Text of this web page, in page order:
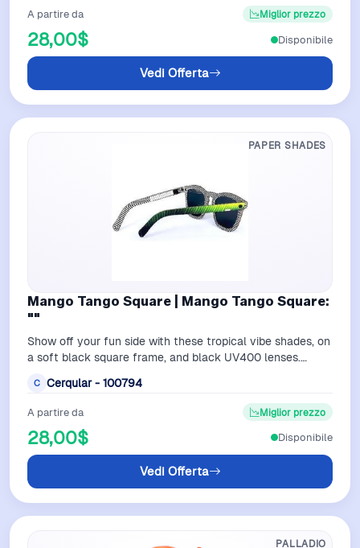
A partire da
28,00$
Miglior prezzo
Vedi Offerta
Disponibile
PAPER SHADES
Mango Tango Square | Mango Tango Square:
""
Show off your fun side with these tropical vibe shades, on
a soft black square frame, and black UV400 lenses.
C Cerqular - 100794
A partire da
28,00$
Miglior prezzo
Vedi Offerta
Disponibile
PALLADIO